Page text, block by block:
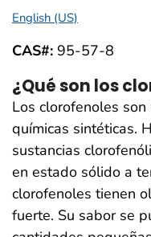
English (US)
CAS#: 95-57-8
¿Qué son los
Los clorofenoles
químicas sintéticas.
sustancias
en estado sólido a
clorofenoles tienen
fuerte. Su sabor se